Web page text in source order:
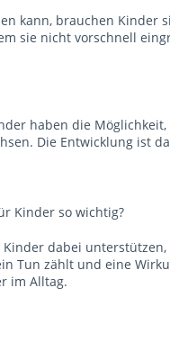
kann, brauchen
sie nicht vorschnell
haben die
Die Entwicklung ist
Kinder so wichtig?
dabei
Tun zählt und eine
im Alltag.